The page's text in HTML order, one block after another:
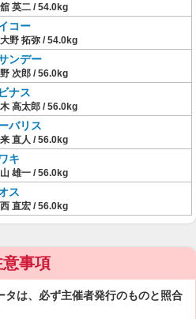
英二 / 54.0kg
コー
野 拓弥 / 54.0kg
ンデー
次郎 / 56.0kg
ナス
高太郎 / 56.0kg
バリス
直人 / 56.0kg
キ
雄一 / 56.0kg
ス
直宏 / 56.0kg
意事項
は、必ず主催者発行のものと照合